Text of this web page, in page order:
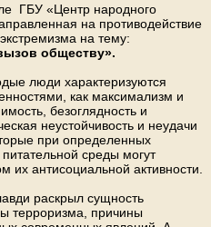
ГБУ «Центр народного
на противодействие
на тему:
обществу».
люди характеризуются
как максимализм и
безоглядность и
неустойчивость и неудачи
при определенных
среды могут
их антисоциальной активности.
раскрыл сущность
терроризма, причины